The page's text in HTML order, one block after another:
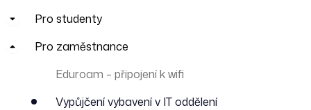
Pro studenty
Pro zaměstnance
Eduroam – připojení k wifi
Vypůjčení vybavení v IT oddělení